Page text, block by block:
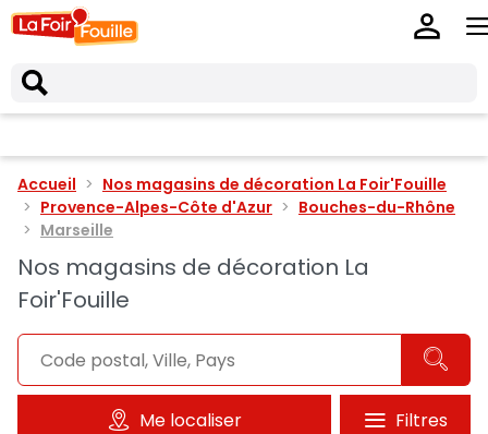
Accueil
Nos magasins de décoration La Foir'Fouille
Provence-Alpes-Côte d'Azur
Bouches-du-Rhône
Marseille
Nos magasins de décoration La
Foir'Fouille
Me localiser Filtres